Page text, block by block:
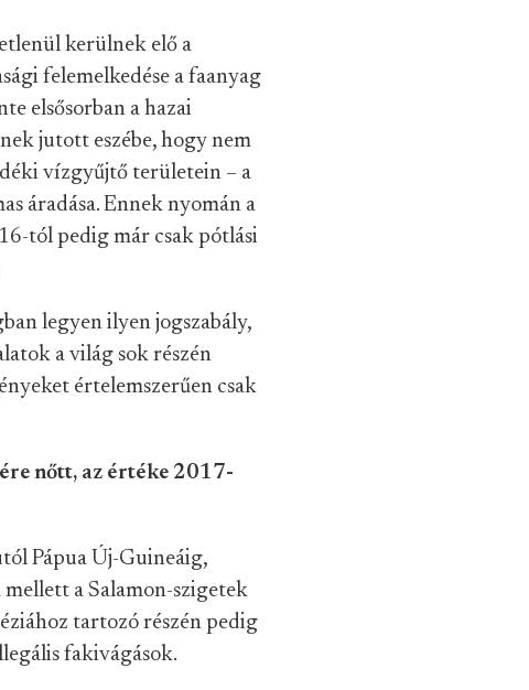
kerülnek elő a
felemelkedése a faanyag
elsősorban a hazai
jutott eszébe, hogy nem
vízgyűjtő területein – a
áradása. Ennek nyomán a
tól pedig már csak pótlási
legyen ilyen jogszabály,
a világ sok részén
értelemszerűen csak
nőtt, az értéke 2017-
Pápua Új-Guineáig,
a Salamon-szigetek
tartozó részén pedig
fakivágások.